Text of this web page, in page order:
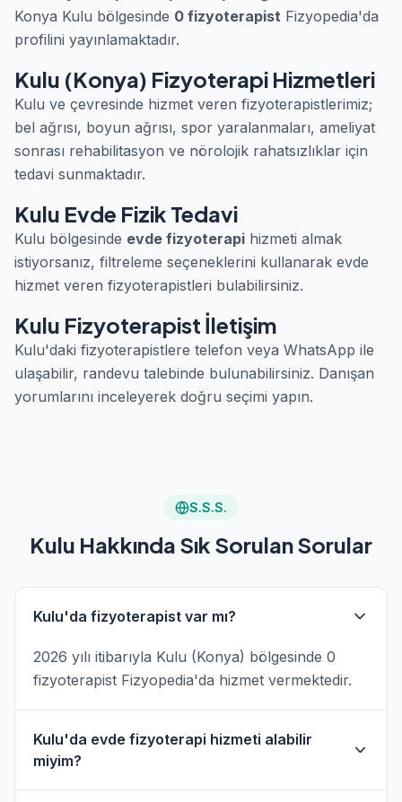
Konya Kulu bölgesinde 0 fizyoterapist Fizyopedia'da
profilini yayınlamaktadır.
Kulu (Konya) Fizyoterapi Hizmetleri
Kulu ve çevresinde hizmet veren fizyoterapistlerimiz;
bel ağrısı, boyun ağrısı, spor yaralanmaları, ameliyat
sonrası rehabilitasyon ve nörolojik rahatsızlıklar için
tedavi sunmaktadır.
Kulu Evde Fizik Tedavi
Kulu bölgesinde evde fizyoterapi hizmeti almak
istiyorsanız, filtreleme seçeneklerini kullanarak evde
hizmet veren fizyoterapistleri bulabilirsiniz.
Kulu Fizyoterapist İletişim
Kulu'daki fizyoterapistlere telefon veya WhatsApp ile
ulaşabilir, randevu talebinde bulunabilirsiniz. Danışan
yorumlarını inceleyerek doğru seçimi yapın.
S.S.S.
Kulu Hakkında Sık Sorulan Sorular
Kulu'da fizyoterapist var mı?
2026 yılı itibarıyla Kulu (Konya) bölgesinde 0
fizyoterapist Fizyopedia'da hizmet vermektedir.
Kulu'da evde fizyoterapi hizmeti alabilir
miyim?